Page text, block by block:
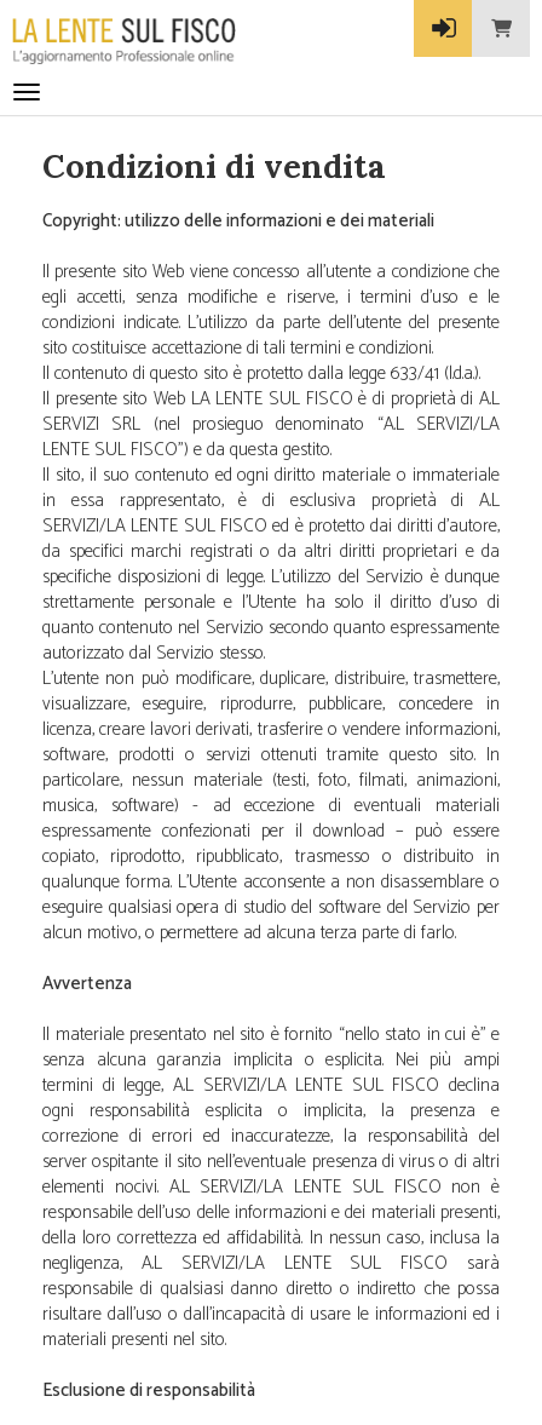
Toggle navigation
Condizioni di vendita
Copyright: utilizzo delle informazioni e dei materiali
Il presente sito Web viene concesso all’utente a condizione che
egli accetti, senza modifiche e riserve, i termini d’uso e le
condizioni indicate. L’utilizzo da parte dell’utente del presente
sito costituisce accettazione di tali termini e condizioni.
Il contenuto di questo sito è protetto dalla legge 633/41 (l.d.a.).
Il presente sito Web LA LENTE SUL FISCO è di proprietà di A.L
SERVIZI SRL (nel prosieguo denominato “A.L SERVIZI/LA
LENTE SUL FISCO”) e da questa gestito.
Il sito, il suo contenuto ed ogni diritto materiale o immateriale
in essa rappresentato, è di esclusiva proprietà di A.L
SERVIZI/LA LENTE SUL FISCO ed è protetto dai diritti d'autore,
da specifici marchi registrati o da altri diritti proprietari e da
specifiche disposizioni di legge. L'utilizzo del Servizio è dunque
strettamente personale e l'Utente ha solo il diritto d'uso di
quanto contenuto nel Servizio secondo quanto espressamente
autorizzato dal Servizio stesso.
L’utente non può modificare, duplicare, distribuire, trasmettere,
visualizzare, eseguire, riprodurre, pubblicare, concedere in
licenza, creare lavori derivati, trasferire o vendere informazioni,
software, prodotti o servizi ottenuti tramite questo sito. In
particolare, nessun materiale (testi, foto, filmati, animazioni,
musica, software) - ad eccezione di eventuali materiali
espressamente confezionati per il download – può essere
copiato, riprodotto, ripubblicato, trasmesso o distribuito in
qualunque forma. L'Utente acconsente a non disassemblare o
eseguire qualsiasi opera di studio del software del Servizio per
alcun motivo, o permettere ad alcuna terza parte di farlo.
Avvertenza
Il materiale presentato nel sito è fornito “nello stato in cui è” e
senza alcuna garanzia implicita o esplicita. Nei più ampi
termini di legge, A.L SERVIZI/LA LENTE SUL FISCO declina
ogni responsabilità esplicita o implicita, la presenza e
correzione di errori ed inaccuratezze, la responsabilità del
server ospitante il sito nell’eventuale presenza di virus o di altri
elementi nocivi. A.L SERVIZI/LA LENTE SUL FISCO non è
responsabile dell’uso delle informazioni e dei materiali presenti,
della loro correttezza ed affidabilità. In nessun caso, inclusa la
negligenza, A.L SERVIZI/LA LENTE SUL FISCO sarà
responsabile di qualsiasi danno diretto o indiretto che possa
risultare dall’uso o dall’incapacità di usare le informazioni ed i
materiali presenti nel sito.
Esclusione di responsabilità